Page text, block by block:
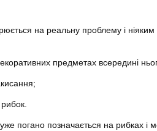
на реальну проблему і
предметах всередині
погано позначається на рибках і